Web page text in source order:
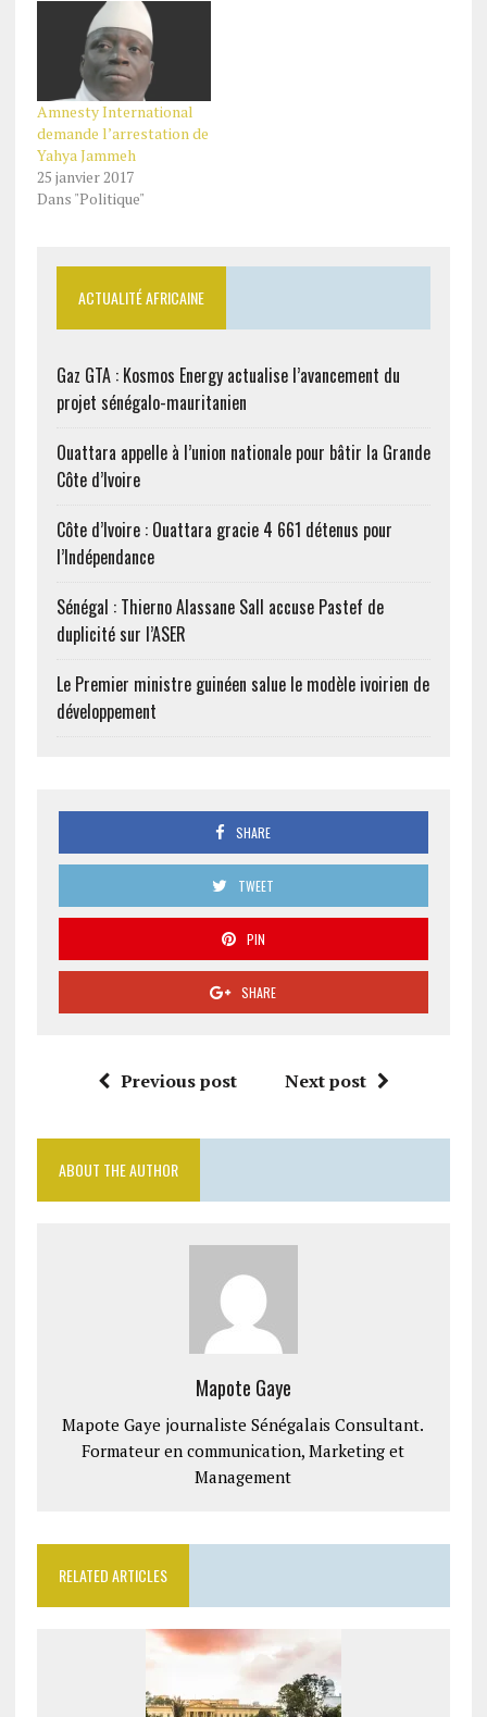
Amnesty International
demande l’arrestation de
Yahya Jammeh
25 janvier 2017
Dans "Politique"
ACTUALITÉ AFRICAINE
Gaz GTA : Kosmos Energy actualise l’avancement du
projet sénégalo-mauritanien
Ouattara appelle à l’union nationale pour bâtir la Grande
Côte d’Ivoire
Côte d’Ivoire : Ouattara gracie 4 661 détenus pour
l’Indépendance
Sénégal : Thierno Alassane Sall accuse Pastef de
duplicité sur l’ASER
Le Premier ministre guinéen salue le modèle ivoirien de
développement
SHARE
TWEET
PIN
SHARE
Previous post Next post
ABOUT THE AUTHOR
Mapote Gaye
Mapote Gaye journaliste Sénégalais Consultant.
Formateur en communication, Marketing et
Management
RELATED ARTICLES